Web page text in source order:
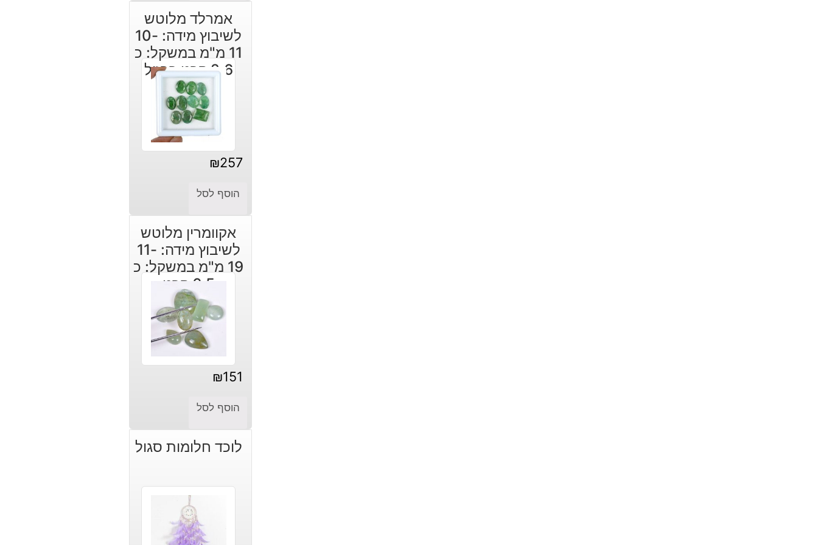
אמרלד מלוטש
לשיבוץ מידה: 10-
11 מ"מ במשקל: כ
2.6 קרט ברזיל
₪257
הוסף לסל
אקוומרין מלוטש
לשיבוץ מידה: 11-
19 מ"מ במשקל: כ
6.5 קרט
₪151
הוסף לסל
לוכד חלומות סגול